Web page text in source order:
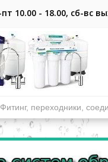
10.00 - 18.00, сб-вс
Фитинг, переходники,